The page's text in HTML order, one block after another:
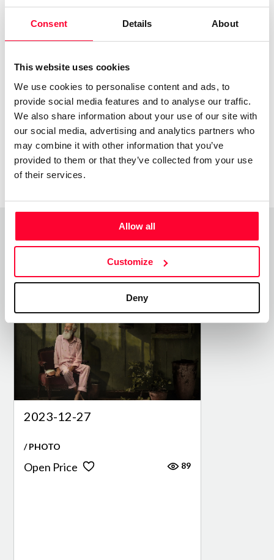
Consent Details About
This website uses cookies
We use cookies to personalise content and ads, to
provide social media features and to analyse our traffic.
We also share information about your use of our site with
our social media, advertising and analytics partners who
may combine it with other information that you’ve
provided to them or that they’ve collected from your use
of their services.
Allow all
Customize
Deny
impenitente
2023-12-27
/ PHOTO
Open Price 89